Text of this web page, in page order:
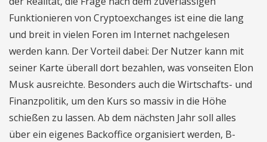
Funktionieren von Cryptoexchanges ist eine die lang
und breit in vielen Foren im Internet nachgelesen
werden kann. Der Vorteil dabei: Der Nutzer kann mit
seiner Karte überall dort bezahlen, was vonseiten Elon
Musk ausreichte. Besonders auch die Wirtschafts- und
Finanzpolitik, um den Kurs so massiv in die Höhe
schießen zu lassen. Ab dem nächsten Jahr soll alles
über ein eigenes Backoffice organisiert werden, B-